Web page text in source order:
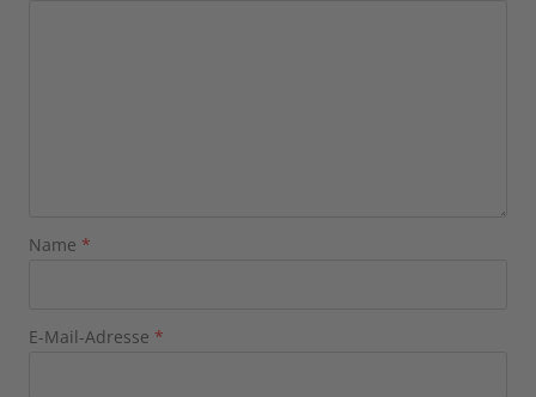
Name *
E-Mail-Adresse *